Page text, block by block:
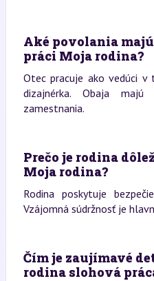
Aké povolania
práci Moja rodina?
Otec pracuje ako vedúci
dizajnérka. Obaja
zamestnania.
Prečo je rodina
Moja rodina?
Rodina poskytuje
Vzájomná súdržnosť je
Čím je zaujímavé
rodina slohová